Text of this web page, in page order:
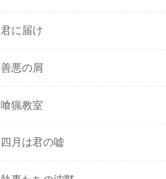
君に届け
善悪の屑
喰猟教室
四月は君の嘘